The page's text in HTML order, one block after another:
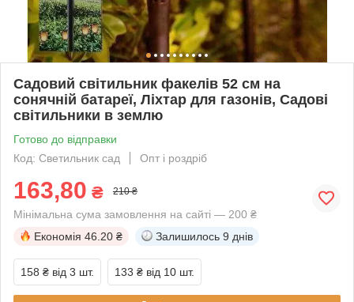
Садовий світильник факелів 52 см на
сонячній батареї, Ліхтар для газонів, Садові
світильники в землю
Готово до відправки
Код: Светильник сад
Опт і роздріб
163,80 ₴ 210 ₴
Мінімальна сума замовлення на сайті — 200 ₴
Економія 46.20 ₴ Залишилось 9 днів
158 ₴ від 3 шт. 133 ₴ від 10 шт.